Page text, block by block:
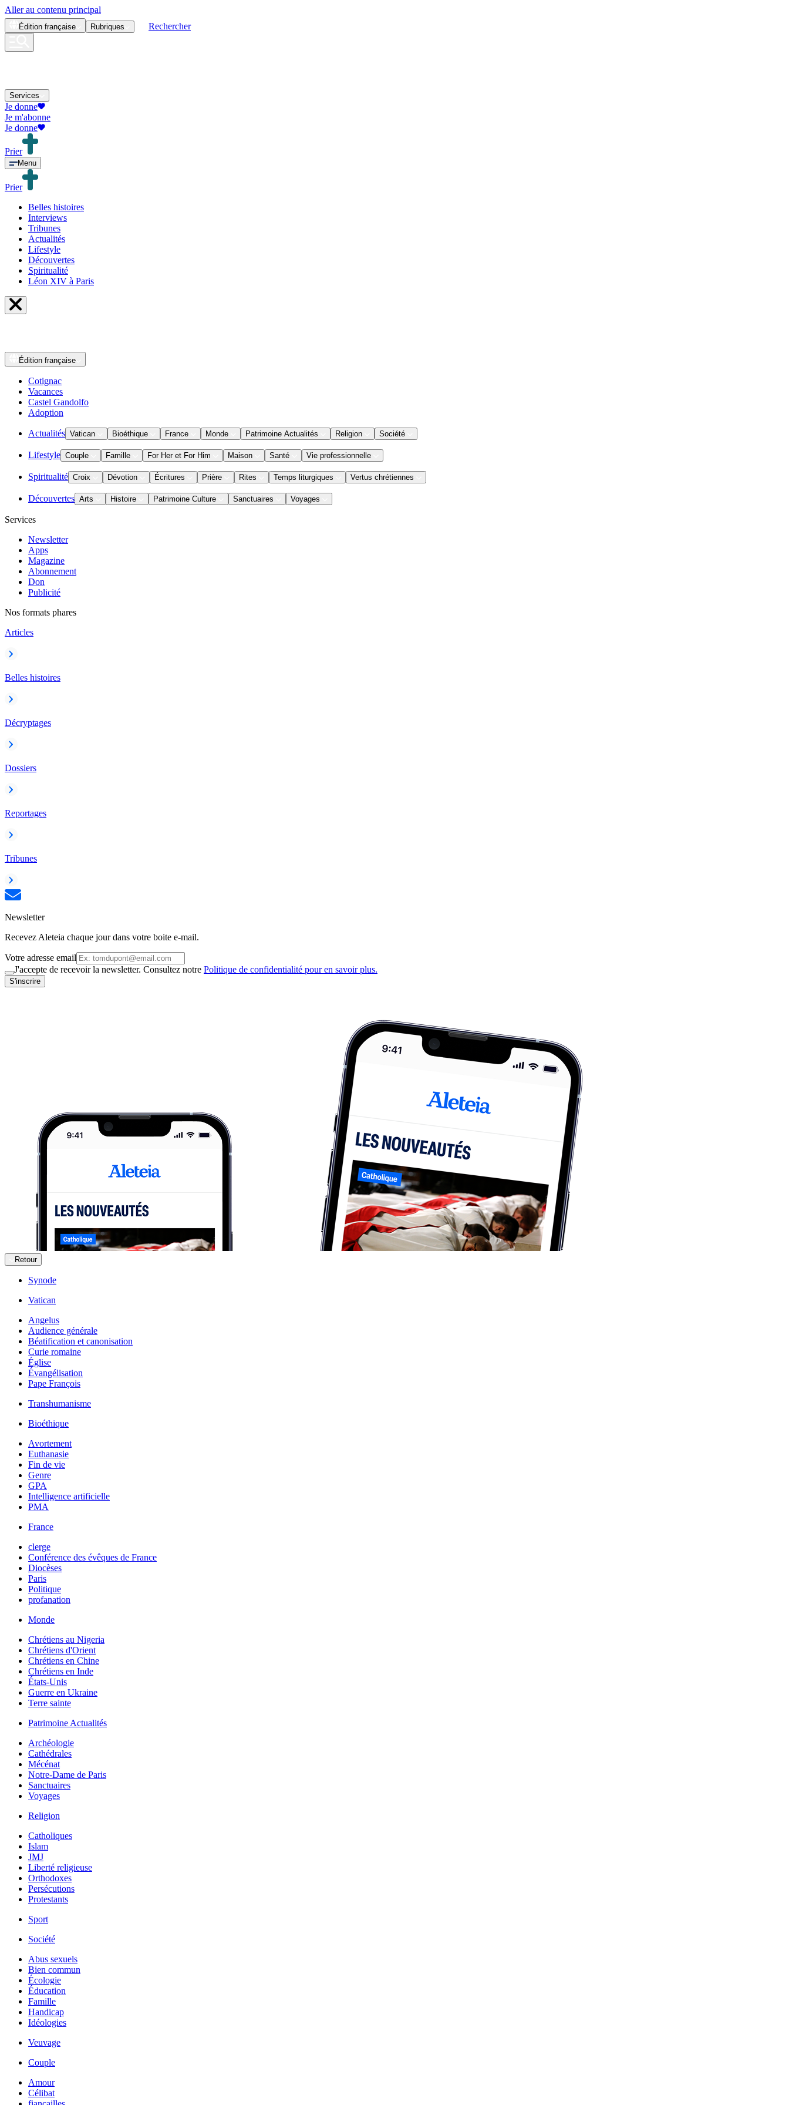
Aller au contenu principal
Édition française Rubriques Rechercher
Services
Je donne
Je m'abonne
Je donne
Prier
Menu
Prier
Belles histoires
Interviews
Tribunes
Actualités
Lifestyle
Découvertes
Spiritualité
Léon XIV à Paris
Édition française
Cotignac
Vacances
Castel Gandolfo
Adoption
Actualités Vatican Bioéthique France Monde Patrimoine Actualités Religion Société
Lifestyle Couple Famille For Her et For Him Maison Santé Vie professionnelle
Spiritualité Croix Dévotion Écritures Prière Rites Temps liturgiques Vertus chrétiennes
Découvertes Arts Histoire Patrimoine Culture Sanctuaires Voyages
Services
Newsletter
Apps
Magazine
Abonnement
Don
Publicité
Nos formats phares
Articles
Belles histoires
Décryptages
Dossiers
Reportages
Tribunes
Newsletter
Recevez Aleteia chaque jour dans votre boite e-mail.
Votre adresse email
J'accepte de recevoir la newsletter. Consultez notre Politique de confidentialité pour en savoir plus.
S'inscrire
Retour
Synode
Vatican
Angelus
Audience générale
Béatification et canonisation
Curie romaine
Église
Évangélisation
Pape François
Transhumanisme
Bioéthique
Avortement
Euthanasie
Fin de vie
Genre
GPA
Intelligence artificielle
PMA
France
clerge
Conférence des évêques de France
Diocèses
Paris
Politique
profanation
Monde
Chrétiens au Nigeria
Chrétiens d'Orient
Chrétiens en Chine
Chrétiens en Inde
États-Unis
Guerre en Ukraine
Terre sainte
Patrimoine Actualités
Archéologie
Cathédrales
Mécénat
Notre-Dame de Paris
Sanctuaires
Voyages
Religion
Catholiques
Islam
JMJ
Liberté religieuse
Orthodoxes
Persécutions
Protestants
Sport
Société
Abus sexuels
Bien commun
Écologie
Éducation
Famille
Handicap
Idéologies
Veuvage
Couple
Amour
Célibat